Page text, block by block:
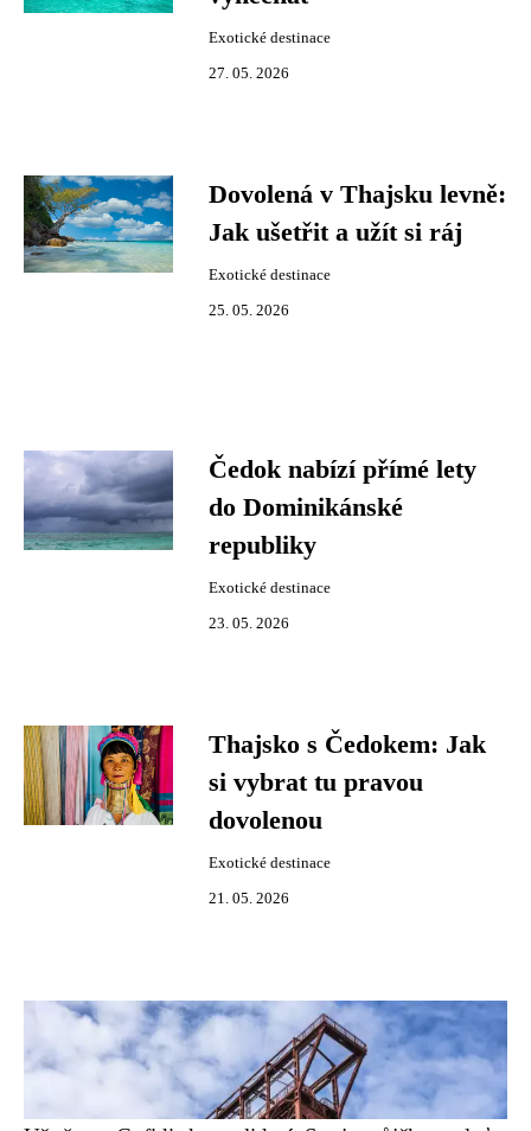
Exotické destinace
27. 05. 2026
Dovolená v Thajsku levně:
Jak ušetřit a užít si ráj
Exotické destinace
25. 05. 2026
Čedok nabízí přímé lety
do Dominikánské
republiky
Exotické destinace
23. 05. 2026
Thajsko s Čedokem: Jak
si vybrat tu pravou
dovolenou
Exotické destinace
21. 05. 2026